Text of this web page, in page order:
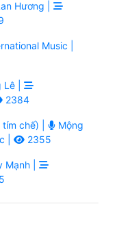
Hương |
Music |
Lê |
2384
chế) |
Mộng
| 2355
Mạnh |